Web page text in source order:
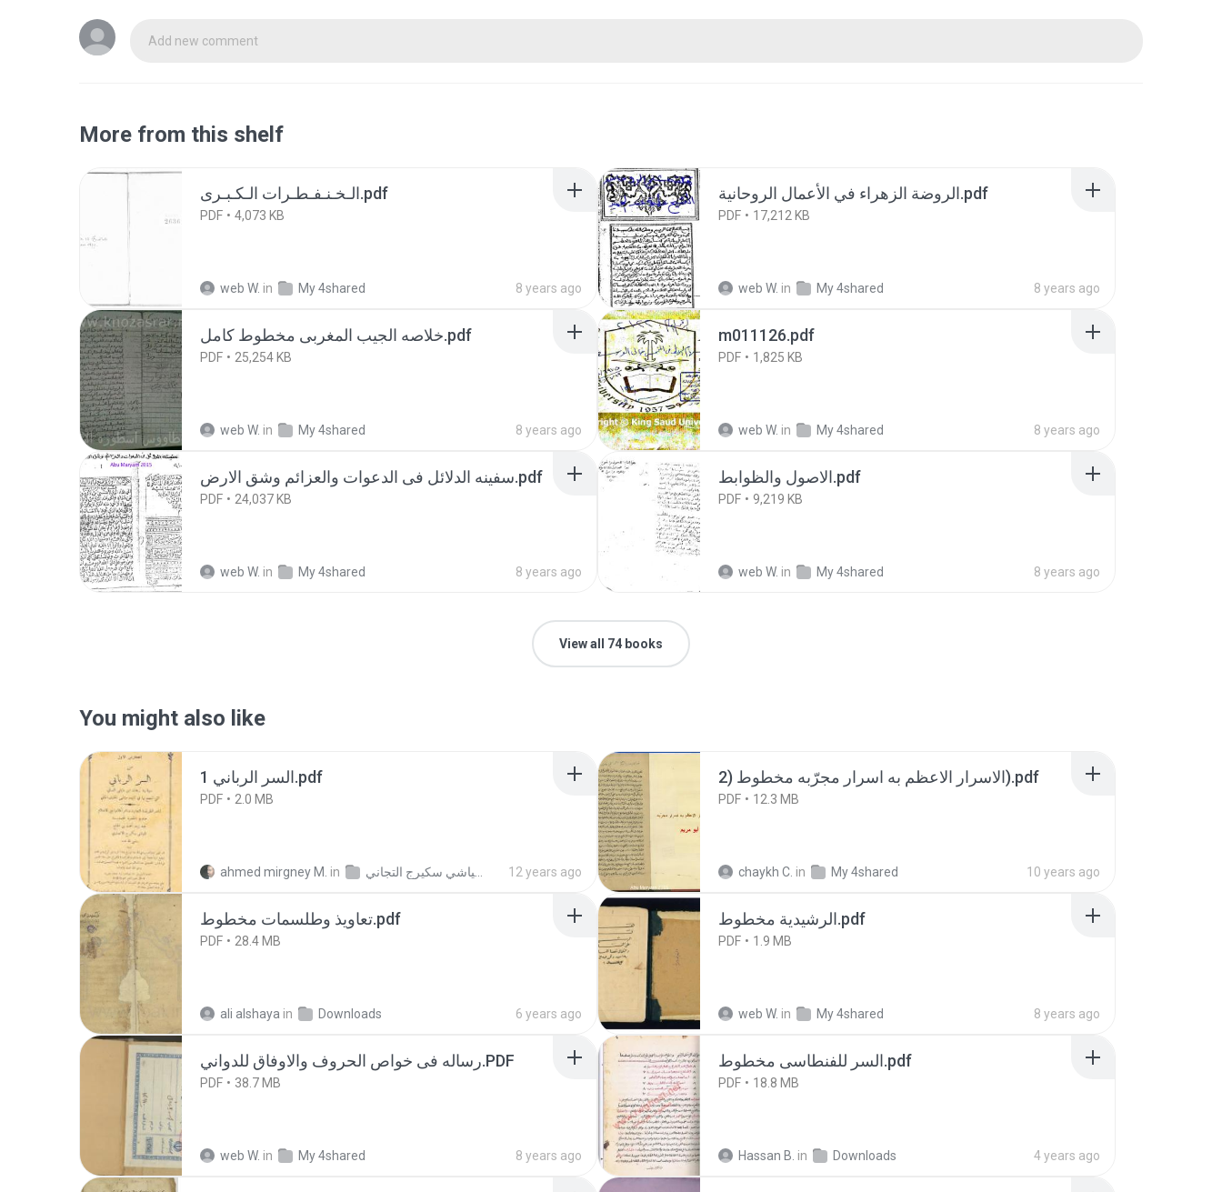
Add new comment
More from this shelf
الـخـنـفـطـرات الـكـبـرى.pdf
PDF 4,073 KB
web W. in My 4shared 8 years ago
الروضة الزهراء في الأعمال الروحانية.pdf
PDF 17,212 KB
web W. in My 4shared 8 years ago
خلاصه الجيب المغربى مخطوط كامل.pdf
PDF 25,254 KB
web W. in My 4shared 8 years ago
m011126.pdf
PDF 1,825 KB
web W. in My 4shared 8 years ago
سفينه الدلائل فى الدعوات والعزائم وشق الارض.pdf
PDF 24,037 KB
web W. in My 4shared 8 years ago
الاصول والظوابط.pdf
PDF 9,219 KB
web W. in My 4shared 8 years ago
View all 74 books
You might also like
السر الرباني 1.pdf
PDF 2.0 MB
ahmed mirgney M. in 12 years ago
الاسرار الاعظم به اسرار مجرّبه مخطوط (2).pdf
PDF 12.3 MB
chaykh C. in My 4shared 10 years ago
تعاويذ وطلسمات مخطوط.pdf
PDF 28.4 MB
ali alshaya in Downloads 6 years ago
الرشيدية مخطوط.pdf
PDF 1.9 MB
web W. in My 4shared 8 years ago
رساله فی خواص الحروف والاوفاق للدواني.PDF
PDF 38.7 MB
web W. in My 4shared 8 years ago
السر للفنطاسى مخطوط.pdf
PDF 18.8 MB
Hassan B. in Downloads 4 years ago